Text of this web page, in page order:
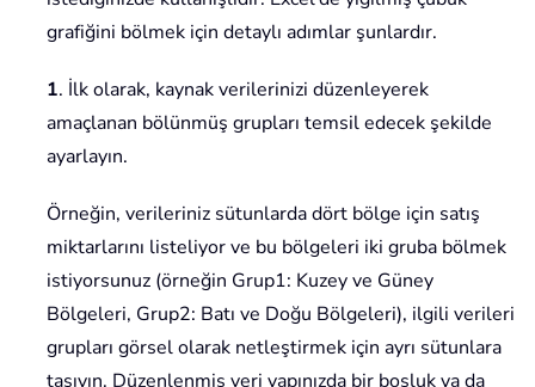
grafiğini bölmek için detaylı adımlar şunlardır.
1. İlk olarak, kaynak verilerinizi düzenleyerek
amaçlanan bölünmüş grupları temsil edecek şekilde
ayarlayın.
Örneğin, verileriniz sütunlarda dört bölge için satış
miktarlarını listeliyor ve bu bölgeleri iki gruba bölmek
istiyorsunuz (örneğin Grup1: Kuzey ve Güney
Bölgeleri, Grup2: Batı ve Doğu Bölgeleri), ilgili verileri
grupları görsel olarak netleştirmek için ayrı sütunlara
taşıyın. Düzenlenmiş veri yapınızda bir boşluk ya da